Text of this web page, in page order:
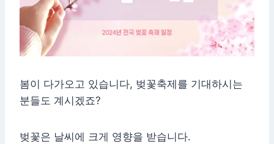
봄이 다가오고 있습니다, 벚꽃축제를 기대하시는
분들도 계시겠죠?
벚꽃은 날씨에 크게 영향을 받습니다.